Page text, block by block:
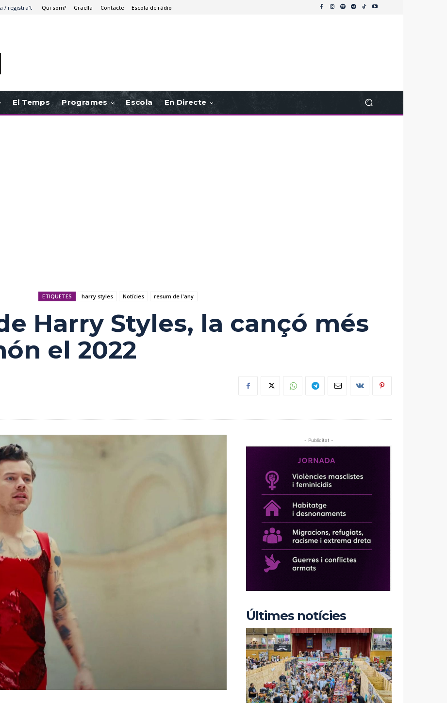
/ registra't Qui som? Graella Contacte Escola de ràdio
El Temps Programes Escola En Directe
ETIQUETES harry styles Notícies resum de l'any
de Harry Styles, la cançó més
el 2022
- Publicitat -
Últimes notícies